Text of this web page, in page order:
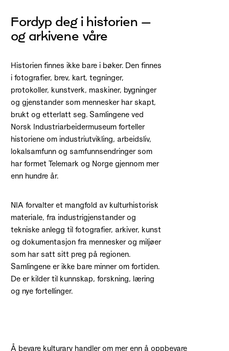
Fordyp deg i historien –
og arkivene våre
Historien finnes ikke bare i bøker. Den finnes
i fotografier, brev, kart, tegninger,
protokoller, kunstverk, maskiner, bygninger
og gjenstander som mennesker har skapt,
brukt og etterlatt seg. Samlingene ved
Norsk Industriarbeidermuseum forteller
historiene om industriutvikling, arbeidsliv,
lokalsamfunn og samfunnsendringer som
har formet Telemark og Norge gjennom mer
enn hundre år.
NIA forvalter et mangfold av kulturhistorisk
materiale, fra industrigjenstander og
tekniske anlegg til fotografier, arkiver, kunst
og dokumentasjon fra mennesker og miljøer
som har satt sitt preg på regionen.
Samlingene er ikke bare minner om fortiden.
De er kilder til kunnskap, forskning, læring
og nye fortellinger.
Å bevare kulturarv handler om mer enn å oppbevare